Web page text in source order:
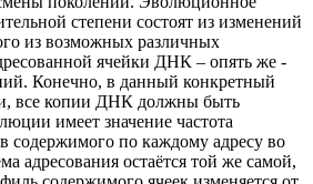
степени состоят из изменений
из возможных различных
ячейки ДНК – опять же -
Конечно, в данный конкретный
все копии ДНК должны быть
имеет значение частота
содержимого по каждому адресу во
адресования остаётся той же самой,